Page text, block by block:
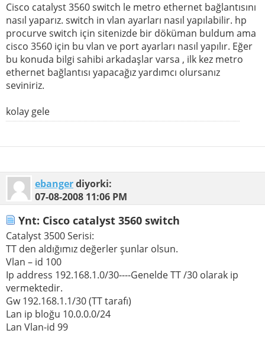
Cisco catalyst 3560 switch le metro ethernet bağlantısını
nasıl yaparız. switch in vlan ayarları nasıl yapılabilir. hp
procurve switch için sitenizde bir döküman buldum ama
cisco 3560 için bu vlan ve port ayarları nasıl yapılır. Eğer
bu konuda bilgi sahibi arkadaşlar varsa , ilk kez metro
ethernet bağlantısı yapacağız yardımcı olursanız
seviniriz.
kolay gele
ebangerdiyorki:
07-08-2008 11:06 PM
Ynt: Cisco catalyst 3560 switch
Catalyst 3500 Serisi:
TT den aldığımız değerler şunlar olsun.
Vlan – id 100
Ip address 192.168.1.0/30----Genelde TT /30 olarak ip
vermektedir.
Gw 192.168.1.1/30 (TT tarafı)
Lan ip bloğu 10.0.0.0/24
Lan Vlan-id 99